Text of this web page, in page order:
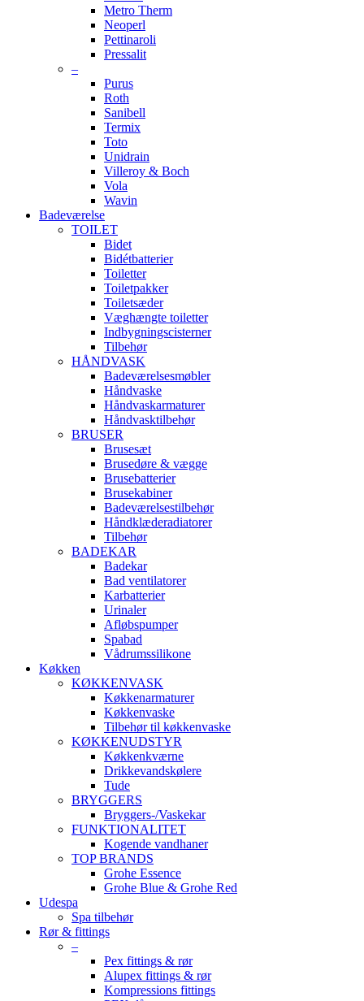
Metro Therm
Neoperl
Pettinaroli
Pressalit
–
Purus
Roth
Sanibell
Termix
Toto
Unidrain
Villeroy & Boch
Vola
Wavin
Badeværelse
TOILET
Bidet
Bidétbatterier
Toiletter
Toiletpakker
Toiletsæder
Væghængte toiletter
Indbygningscisterner
Tilbehør
HÅNDVASK
Badeværelsesmøbler
Håndvaske
Håndvaskarmaturer
Håndvasktilbehør
BRUSER
Brusesæt
Brusedøre & vægge
Brusebatterier
Brusekabiner
Badeværelsestilbehør
Håndklæderadiatorer
Tilbehør
BADEKAR
Badekar
Bad ventilatorer
Karbatterier
Urinaler
Afløbspumper
Spabad
Vådrumssilikone
Køkken
KØKKENVASK
Køkkenarmaturer
Køkkenvaske
Tilbehør til køkkenvaske
KØKKENUDSTYR
Køkkenkværne
Drikkevandskølere
Tude
BRYGGERS
Bryggers-/Vaskekar
FUNKTIONALITET
Kogende vandhaner
TOP BRANDS
Grohe Essence
Grohe Blue & Grohe Red
Udespa
Spa tilbehør
Rør & fittings
–
Pex fittings & rør
Alupex fittings & rør
Kompressions fittings